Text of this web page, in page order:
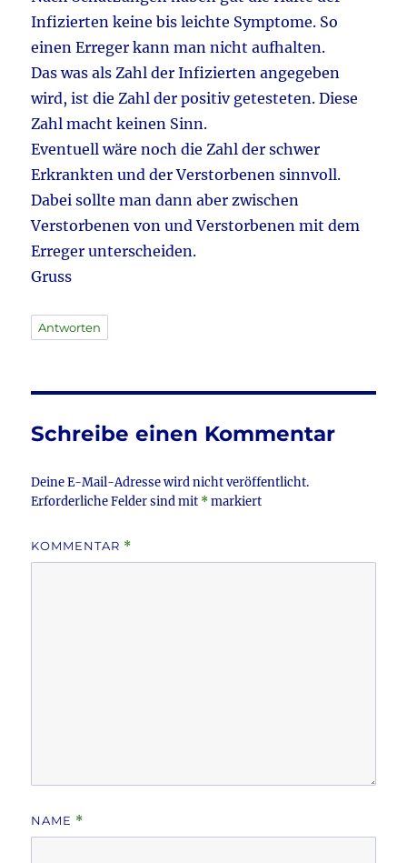
Infizierten keine bis leichte Symptome. So
einen Erreger kann man nicht aufhalten.
Das was als Zahl der Infizierten angegeben
wird, ist die Zahl der positiv getesteten. Diese
Zahl macht keinen Sinn.
Eventuell wäre noch die Zahl der schwer
Erkrankten und der Verstorbenen sinnvoll.
Dabei sollte man dann aber zwischen
Verstorbenen von und Verstorbenen mit dem
Erreger unterscheiden.
Gruss
Antworten
Schreibe einen Kommentar
Deine E-Mail-Adresse wird nicht veröffentlicht.
Erforderliche Felder sind mit *markiert
KOMMENTAR *
NAME *